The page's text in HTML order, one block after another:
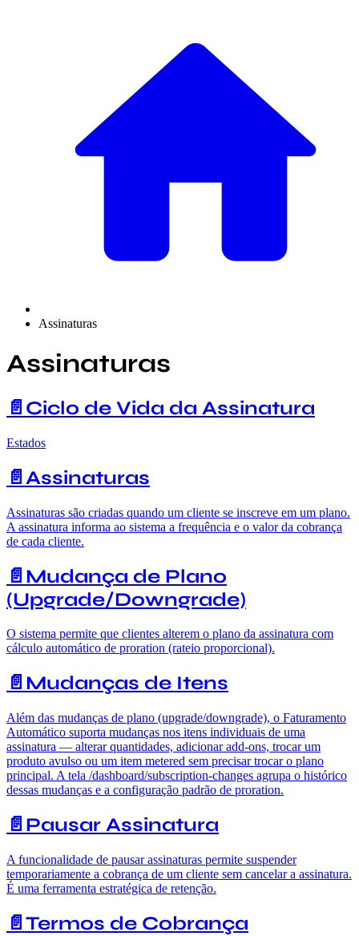
Assinaturas
Assinaturas
📄️ Ciclo de Vida da Assinatura
Estados
📄️ Assinaturas
Assinaturas são criadas quando um cliente se inscreve em um plano.
A assinatura informa ao sistema a frequência e o valor da cobrança
de cada cliente.
📄️ Mudança de Plano
(Upgrade/Downgrade)
O sistema permite que clientes alterem o plano da assinatura com
cálculo automático de proration (rateio proporcional).
📄️ Mudanças de Itens
Além das mudanças de plano (upgrade/downgrade), o Faturamento
Automático suporta mudanças nos itens individuais de uma
assinatura — alterar quantidades, adicionar add-ons, trocar um
produto avulso ou um item metered sem precisar trocar o plano
principal. A tela /dashboard/subscription-changes agrupa o histórico
dessas mudanças e a configuração padrão de proration.
📄️ Pausar Assinatura
A funcionalidade de pausar assinaturas permite suspender
temporariamente a cobrança de um cliente sem cancelar a assinatura.
É uma ferramenta estratégica de retenção.
📄️Termos de Cobrança